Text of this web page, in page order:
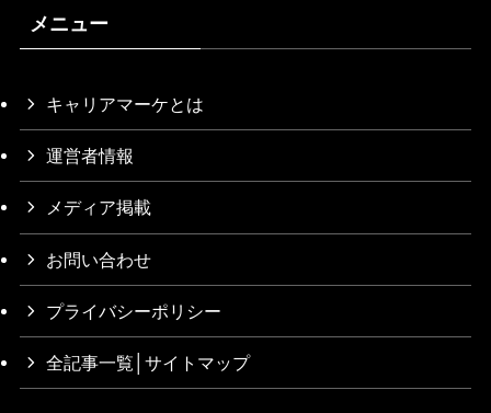
メニュー
キャリアマーケとは
運営者情報
メディア掲載
お問い合わせ
プライバシーポリシー
全記事一覧│サイトマップ